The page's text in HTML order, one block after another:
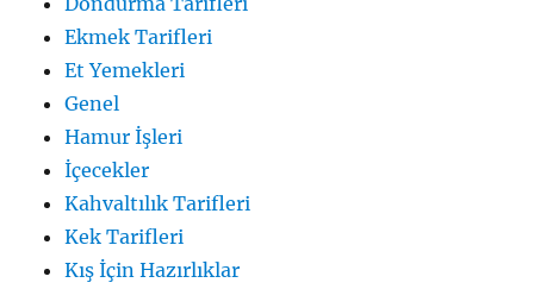
Ekmek Tarifleri
Et Yemekleri
Genel
Hamur İşleri
İçecekler
Kahvaltılık Tarifleri
Kek Tarifleri
Kış İçin Hazırlıklar